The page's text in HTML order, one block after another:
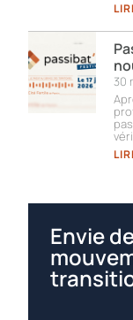
30
Envie